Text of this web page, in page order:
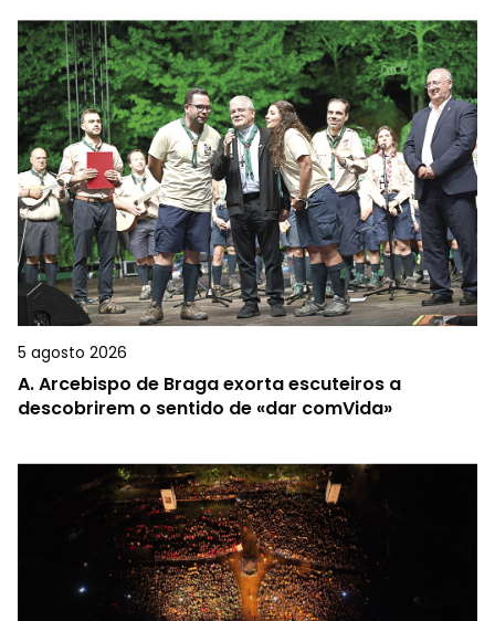
5 agosto 2026
A.Arcebispo de Braga exorta escuteiros a
descobrirem o sentido de «dar comVida»